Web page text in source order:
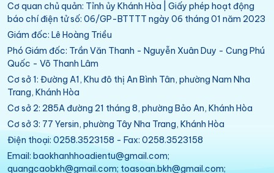
Cơ quan chủ quản: Tỉnh ủy Khánh Hòa | Giấy phép hoạt động
báo chí điện tử số: 06/GP-BTTTT ngày 06 tháng 01 năm 2023
Giám đốc: Lê Hoàng Triều
Phó Giám đốc: Trần Văn Thanh - Nguyễn Xuân Duy - Cung Phú
Quốc - Võ Thanh Lâm
Cơ sở 1: Đường A1, Khu đô thị An Bình Tân, phường Nam Nha
Trang, Khánh Hòa
Cơ sở 2: 285A đường 21 tháng 8, phường Bảo An, Khánh Hòa
Cơ sở 3: 77 Yersin, phường Tây Nha Trang, Khánh Hòa
Điện thoại: 0258.3523158 - Fax: 0258.3523158
Email: baokhanhhoadientu@gmail.com;
quangcaobkh@gmail.com; toasoan.bkh@gmail.com;